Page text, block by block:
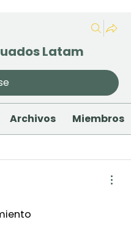
Latam
Archivos Miembros